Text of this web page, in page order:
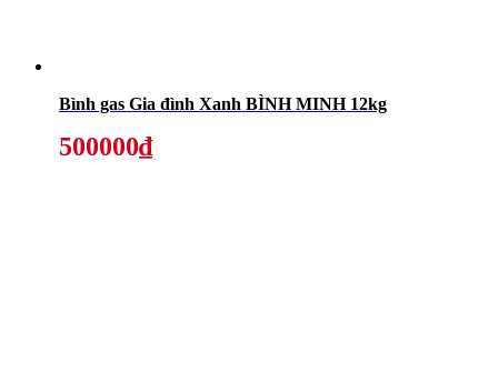
Bình gas Gia đình Xanh BÌNH MINH 12kg
500000₫